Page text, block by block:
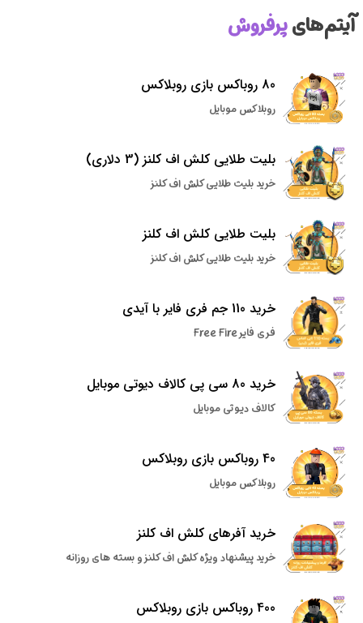
آیتم‌هایپرفروش
80 روباکس بازی روبلاکس
روبلاکس موبایل
بلیت طلایی کلش اف کلنز (3 دلاری)
خرید بلیت طلایی کلش اف کلنز
بلیت طلایی کلش اف کلنز
خرید بلیت طلایی کلش اف کلنز
خرید 110 جم فری فایر با آیدی
فری فایر Free Fire
خرید 80 سی پی کالاف دیوتی موبایل
کالاف دیوتی موبایل
40 روباکس بازی روبلاکس
روبلاکس موبایل
خرید آفرهای کلش اف کلنز
خرید پیشنهاد ویژه کلش اف کلنز و بسته های روزانه
400 روباکس بازی روبلاکس